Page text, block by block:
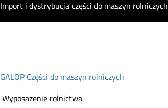
Import i dystrybucja części do maszyn rolniczych
GALOP Części do maszyn rolniczych
Wyposażenie rolnictwa